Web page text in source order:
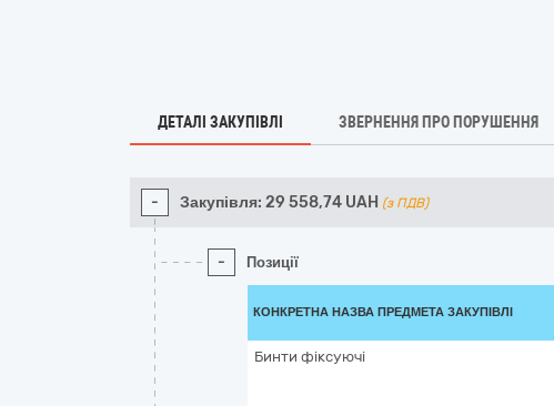
ДЕТАЛІ ЗАКУПІВЛІ ЗВЕРНЕННЯ ПРО ПОРУШЕННЯ
- Закупівля: 29 558,74 UAH (з ПДВ)
- Позиції
КОНКРЕТНА НАЗВА ПРЕДМЕТА ЗАКУПІВЛІ
Бинти фіксуючі